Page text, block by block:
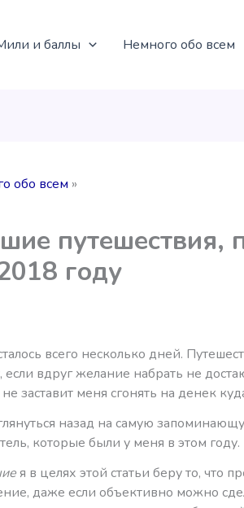
и баллы Немного обо всем
обо всем
путешествия,
году
всего несколько дней.
если вдруг желание набрать не
заставит меня сгонять на денек
назад на самую
которые были у меня в этом году.
я в целях этой статьи беру то, что
даже если объективно можно